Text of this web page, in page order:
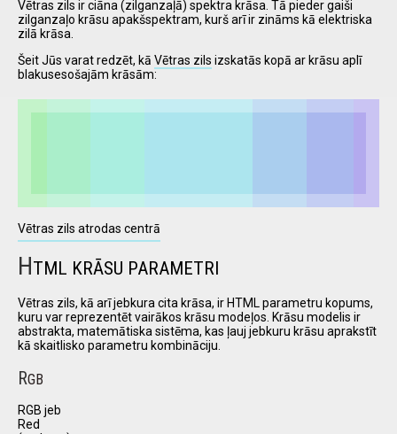
I have
read and
accept the
terms and
conditions
Vētras zils ir ciāna (zilganzaļā) spektra krāsa. Tā pieder gaiši
zilganzaļo krāsu apakšspektram, kurš arī ir zināms kā elektriska
zilā krāsa.
Šeit Jūs varat redzēt, kā Vētras zils izskatās kopā ar krāsu aplī
blakusesošajām krāsām:
Vētras zils atrodas centrā
HTML KRĀSU PARAMETRI
Vētras zils, kā arī jebkura cita krāsa, ir HTML parametru kopums,
kuru var reprezentēt vairākos krāsu modeļos. Krāsu modelis ir
abstrakta, matemātiska sistēma, kas ļauj jebkuru krāsu aprakstīt
kā skaitlisko parametru kombināciju.
RGB
RGB jeb
Red